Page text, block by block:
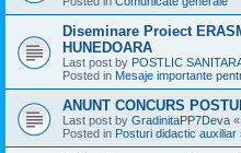
Diseminare Proiect
HUNEDOARA
Last post by POSTLIC
Posted in Mesaje importante
ANUNT CONCURS
Last post by GradinitaPP7Deva «
Posted in Posturi didactic auxiliar